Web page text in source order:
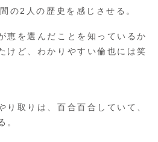
の2人の歴史を感じさせる。
恵を選んだことを知っているか
けど、わかりやすい倫也には笑
り取りは、百合百合していて、
。